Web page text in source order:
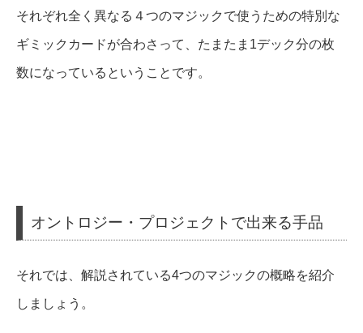
それぞれ全く異なる４つのマジックで使うための特別な
ギミックカードが合わさって、たまたま1デック分の枚
数になっているということです。
オントロジー・プロジェクトで出来る手品
それでは、解説されている4つのマジックの概略を紹介
しましょう。